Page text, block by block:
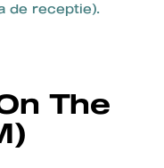
de receptie).
The